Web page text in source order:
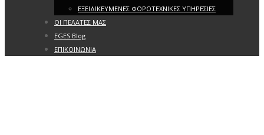
ΕΞΕΙΔΙΚΕΥΜΕΝΕΣ ΦΟΡΟΤΕΧΝΙΚΕΣ ΥΠΗΡΕΣΙΕΣ
ΟΙ ΠΕΛΑΤΕΣ ΜΑΣ
EGES Blog
ΕΠΙΚΟΙΝΩΝΙΑ